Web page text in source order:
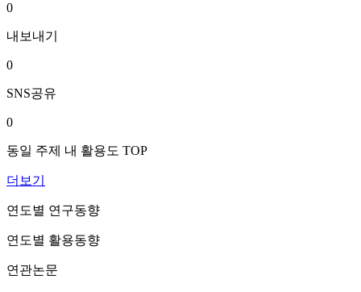
0
내보내기
0
SNS공유
0
동일 주제 내 활용도 TOP
더보기
연도별 연구동향
연도별 활용동향
연관논문